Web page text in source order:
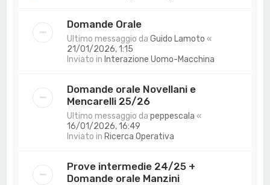
Domande Orale
Ultimo messaggio daGuido Lamoto «
21/01/2026, 1:15
Inviato in Interazione Uomo-Macchina
Domande orale Novellani e
Mencarelli 25/26
Ultimo messaggio dapeppescala «
16/01/2026, 16:49
Inviato in Ricerca Operativa
Prove intermedie 24/25 +
Domande orale Manzini